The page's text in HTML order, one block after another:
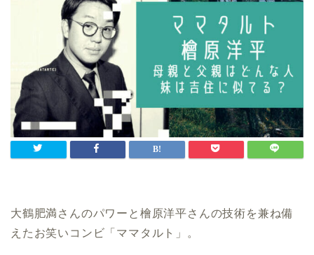
大鶴肥満さんのパワーと檜原洋平さんの技術を兼ね備
えたお笑いコンビ「ママタルト」。